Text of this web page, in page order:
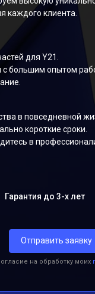
каждого клиента.
для Y21.
большим опытом
в повседневной
короткие сроки.
в
Гарантия до 3-х лет
Отправить заявку
на обработку моих